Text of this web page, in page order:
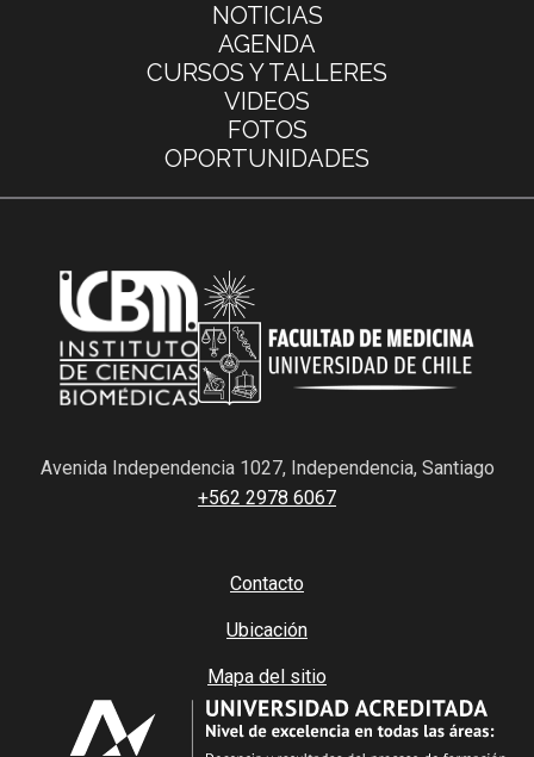
NOTICIAS
AGENDA
CURSOS Y TALLERES
VIDEOS
FOTOS
OPORTUNIDADES
Avenida Independencia 1027, Independencia, Santiago
+562 2978 6067
Contacto
Ubicación
Mapa del sitio